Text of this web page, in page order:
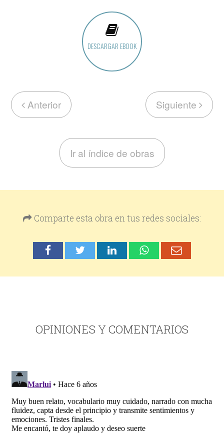
DESCARGAR EBOOK
Anterior Siguiente
Ir al índice de obras
Comparte esta obra en tus redes sociales:
OPINIONES Y COMENTARIOS